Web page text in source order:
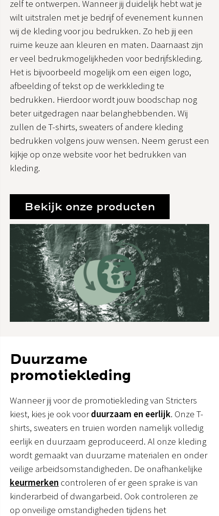
zelf te ontwerpen. Wanneer jij duidelijk hebt wat je
wilt uitstralen met je bedrijf of evenement kunnen
wij de kleding voor jou bedrukken. Zo heb jij een
ruime keuze aan kleuren en maten. Daarnaast zijn
er veel bedrukmogelijkheden voor bedrijfskleding.
Het is bijvoorbeeld mogelijk om een eigen logo,
afbeelding of tekst op de werkkleding te
bedrukken. Hierdoor wordt jouw boodschap nog
beter uitgedragen naar belanghebbenden. Wij
zullen de T-shirts, sweaters of andere kleding
bedrukken volgens jouw wensen. Neem gerust een
kijkje op onze website voor het bedrukken van
kleding.
Bekijk onze producten
Duurzame
promotiekleding
Wanneer jij voor de promotiekleding van Stricters
kiest, kies je ook voorduurzaam en eerlijk. Onze T-
shirts, sweaters en truien worden namelijk volledig
eerlijk en duurzaam geproduceerd. Al onze kleding
wordt gemaakt van duurzame materialen en onder
veilige arbeidsomstandigheden. De onafhankelijke
keurmerken controleren of er geen sprake is van
kinderarbeid of dwangarbeid. Ook controleren ze
op onveilige omstandigheden tijdens het